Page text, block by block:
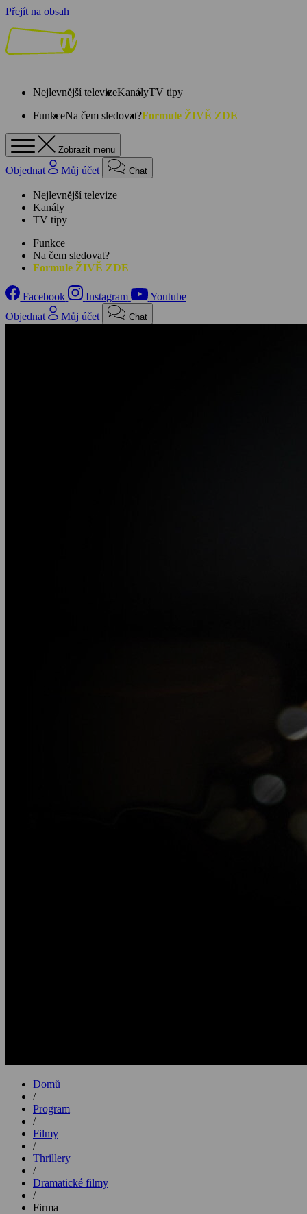
Přejít na obsah
Nejlevnější televizeKanályTV tipy
FunkceNa čem sledovat?Formule ŽIVĚ ZDE
Zobrazit menu
Objednat Můj účet Chat
Nejlevnější televize
Kanály
TV tipy
Funkce
Na čem sledovat?
Formule ŽIVĚ ZDE
Facebook Instagram
Youtube
Objednat
Můj účet Chat
Domů
/
Program
/
Filmy
/
Thrillery
/
Dramatické filmy
/
Firma